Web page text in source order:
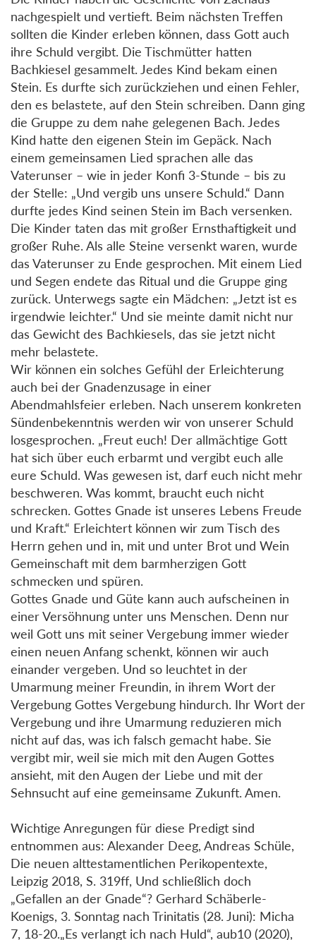
nachgespielt und vertieft. Beim nächsten Treffen
sollten die Kinder erleben können, dass Gott auch
ihre Schuld vergibt. Die Tischmütter hatten
Bachkiesel gesammelt. Jedes Kind bekam einen
Stein. Es durfte sich zurückziehen und einen Fehler,
den es belastete, auf den Stein schreiben. Dann ging
die Gruppe zu dem nahe gelegenen Bach. Jedes
Kind hatte den eigenen Stein im Gepäck. Nach
einem gemeinsamen Lied sprachen alle das
Vaterunser – wie in jeder Konfi 3-Stunde – bis zu
der Stelle: „Und vergib uns unsere Schuld.“ Dann
durfte jedes Kind seinen Stein im Bach versenken.
Die Kinder taten das mit großer Ernsthaftigkeit und
großer Ruhe. Als alle Steine versenkt waren, wurde
das Vaterunser zu Ende gesprochen. Mit einem Lied
und Segen endete das Ritual und die Gruppe ging
zurück. Unterwegs sagte ein Mädchen: „Jetzt ist es
irgendwie leichter.“ Und sie meinte damit nicht nur
das Gewicht des Bachkiesels, das sie jetzt nicht
mehr belastete.
Wir können ein solches Gefühl der Erleichterung
auch bei der Gnadenzusage in einer
Abendmahlsfeier erleben. Nach unserem konkreten
Sündenbekenntnis werden wir von unserer Schuld
losgesprochen. „Freut euch! Der allmächtige Gott
hat sich über euch erbarmt und vergibt euch alle
eure Schuld. Was gewesen ist, darf euch nicht mehr
beschweren. Was kommt, braucht euch nicht
schrecken. Gottes Gnade ist unseres Lebens Freude
und Kraft.“ Erleichtert können wir zum Tisch des
Herrn gehen und in, mit und unter Brot und Wein
Gemeinschaft mit dem barmherzigen Gott
schmecken und spüren.
Gottes Gnade und Güte kann auch aufscheinen in
einer Versöhnung unter uns Menschen. Denn nur
weil Gott uns mit seiner Vergebung immer wieder
einen neuen Anfang schenkt, können wir auch
einander vergeben. Und so leuchtet in der
Umarmung meiner Freundin, in ihrem Wort der
Vergebung Gottes Vergebung hindurch. Ihr Wort der
Vergebung und ihre Umarmung reduzieren mich
nicht auf das, was ich falsch gemacht habe. Sie
vergibt mir, weil sie mich mit den Augen Gottes
ansieht, mit den Augen der Liebe und mit der
Sehnsucht auf eine gemeinsame Zukunft. Amen.
Wichtige Anregungen für diese Predigt sind
entnommen aus: Alexander Deeg, Andreas Schüle,
Die neuen alttestamentlichen Perikopentexte,
Leipzig 2018, S. 319ff, Und schließlich doch
„Gefallen an der Gnade“? Gerhard Schäberle-
Koenigs, 3. Sonntag nach Trinitatis (28. Juni): Micha
7, 18-20.„Es verlangt ich nach Huld“, aub10 (2020),